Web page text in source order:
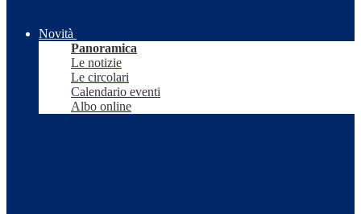
Novità
Panoramica
Le notizie
Le circolari
Calendario eventi
Albo online